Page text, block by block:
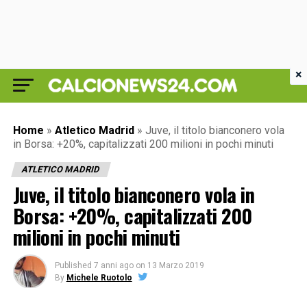
Home » Atletico Madrid » Juve, il titolo bianconero vola
in Borsa: +20%, capitalizzati 200 milioni in pochi minuti
ATLETICO MADRID
Juve, il titolo bianconero vola in
Borsa: +20%, capitalizzati 200
milioni in pochi minuti
Published 7 anni ago on 13 Marzo 2019
By Michele Ruotolo
×